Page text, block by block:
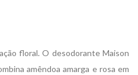
floral. O desodorante Maison
amêndoa amarga e rosa em